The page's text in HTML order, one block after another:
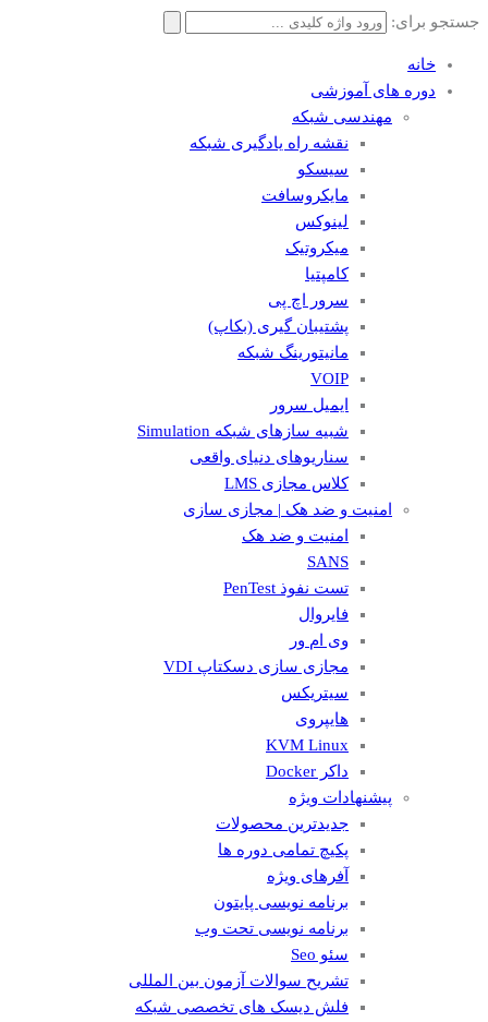
جستجو برای:
خانه
دوره های آموزشی
مهندسی شبکه
نقشه راه یادگیری شبکه
سیسکو
مایکروسافت
لینوکس
میکروتیک
کامپتیا
سرور اچ پی
پشتیبان گیری (بکاپ)
مانيتورينگ شبکه
VOIP
ایمیل سرور
شبیه سازهای شبکه Simulation
سناریوهای دنیای واقعی
کلاس مجازی LMS
امنیت و ضد هک | مجازی سازی
امنیت و ضد هک
SANS
تست نفوذ PenTest
فایروال
وی ام ور
مجازی سازی دسکتاپ VDI
سیتریکس
هایپروی
KVM Linux
داکر Docker
پیشنهادات ویژه
جدیدترین محصولات
پکیچ تمامی دوره ها
آفرهای ویژه
برنامه نویسی پایتون
برنامه نویسی تحت وب
سئو Seo
تشریح سوالات آزمون بین المللی
فلش دیسک های تخصصی شبکه